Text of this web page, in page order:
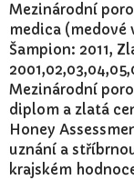
Mezinárodní
medica (medové
Šampion: 2011,
Mezinárodní
diplom a zlatá
Honey
uznání a
krajském